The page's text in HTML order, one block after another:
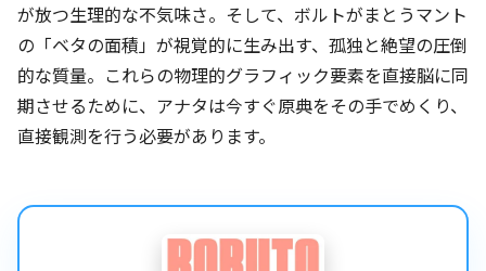
が放つ生理的な不気味さ。そして、ボルトがまとうマント
の「ベタの面積」が視覚的に生み出す、孤独と絶望の圧倒
的な質量。これらの物理的グラフィック要素を直接脳に同
期させるために、アナタは今すぐ原典をその手でめくり、
直接観測を行う必要があります。